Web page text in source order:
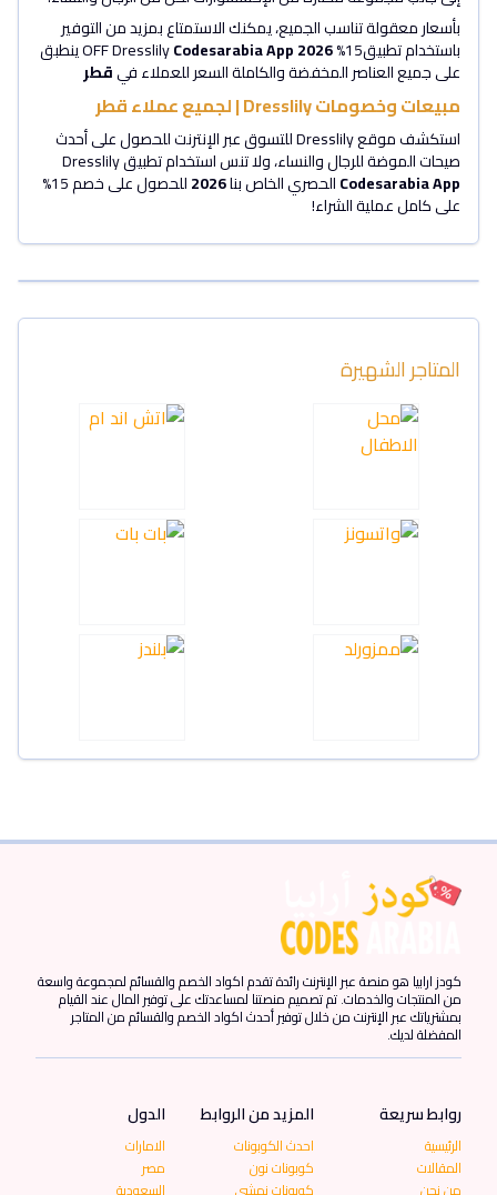
بأسعار معقولة تناسب الجميع، يمكنك الاستمتاع بمزيد من التوفير
باستخدام تطبيق15% OFF Dresslily Codesarabia App2026 ينطبق
على جميع العناصر المخفضة والكاملة السعر للعملاء فيقطر
مبيعات وخصومات Dresslily | لجميع عملاء قطر
استكشف موقع Dresslily للتسوق عبر الإنترنت للحصول على أحدث
صيحات الموضة للرجال والنساء، ولا تنس استخدام تطبيق Dresslily
Codesarabia Appالحصري الخاص بنا2026 للحصول على خصم 15%
على كامل عملية الشراء!
المتاجر الشهيرة
كودز ارابيا هو منصة عبر الإنترنت رائدة تقدم اكواد الخصم والقسائم لمجموعة واسعة
من المنتجات والخدمات. تم تصميم منصتنا لمساعدتك على توفير المال عند القيام
بمشترياتك عبر الإنترنت من خلال توفير أحدث اكواد الخصم والقسائم من المتاجر
المفضلة لديك.
روابط سريعة
الرئيسية
المقالات
من نحن
المزيد من الروابط
احدث الكوبونات
كوبونات نون
كوبونات نمشي
الدول
الامارات
مصر
السعودية